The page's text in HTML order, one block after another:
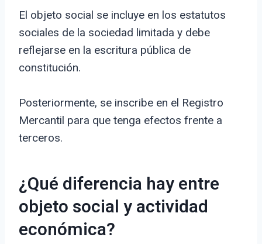
El objeto social se incluye en los estatutos
sociales de la sociedad limitada y debe
reflejarse en la escritura pública de
constitución.
Posteriormente, se inscribe en el Registro
Mercantil para que tenga efectos frente a
terceros.
¿Qué diferencia hay entre
objeto social y actividad
económica?